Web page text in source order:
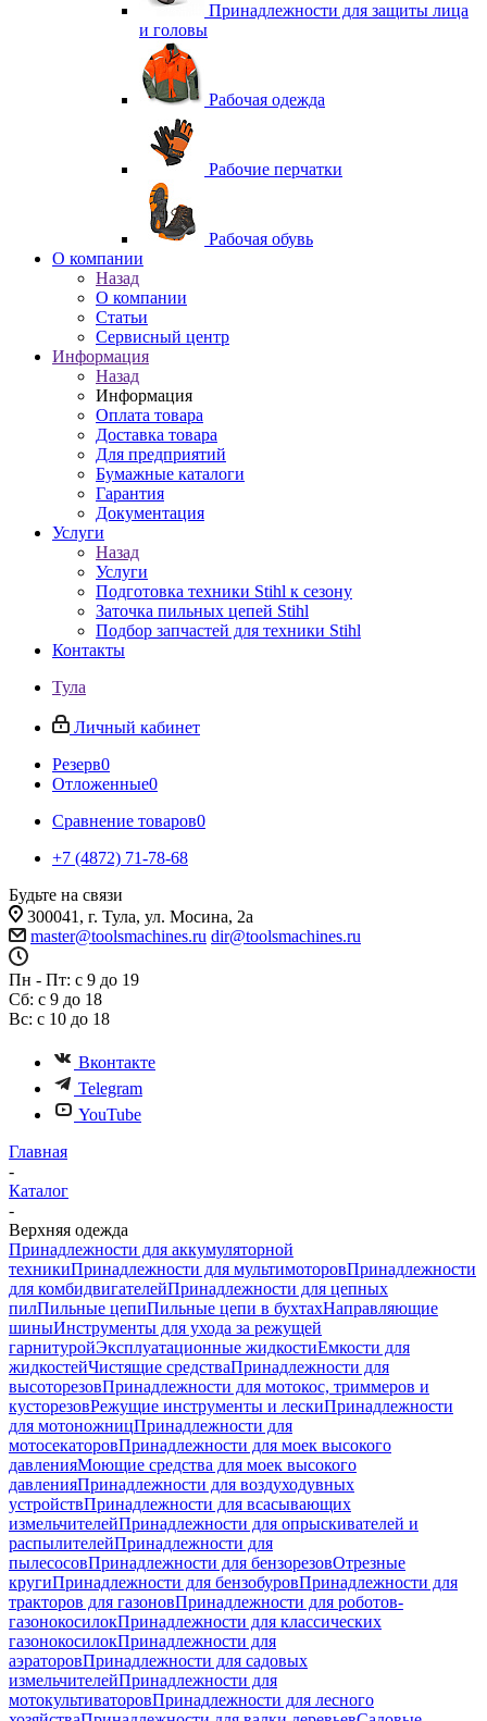
Принадлежности для защиты лица
и головы
Рабочая одежда
Рабочие перчатки
Рабочая обувь
O компании
Назад
O компании
Статьи
Сервисный центр
Информация
Назад
Информация
Оплата товара
Доставка товара
Для предприятий
Бумажные каталоги
Гарантия
Документация
Услуги
Назад
Услуги
Подготовка техники Stihl к сезону
Заточка пильных цепей Stihl
Подбор запчастей для техники Stihl
Контакты
Тула
Личный кабинет
Резерв0
Отложенные0
Сравнение товаров0
+7 (4872) 71-78-68
Будьте на связи
300041, г. Тула, ул. Мосина, 2а
master@toolsmachines.ru dir@toolsmachines.ru
Пн - Пт: с 9 до 19
Сб: с 9 до 18
Вс: с 10 до 18
Вконтакте
Telegram
YouTube
Главная
-
Каталог
-
Верхняя одежда
Принадлежности для аккумуляторной
техникиПринадлежности для мультимоторовПринадлежности
для комбидвигателейПринадлежности для цепных
пилПильные цепиПильные цепи в бухтахНаправляющие
шиныИнструменты для ухода за режущей
гарнитуройЭксплуатационные жидкостиЕмкости для
жидкостейЧистящие средстваПринадлежности для
высоторезовПринадлежности для мотокос, триммеров и
кусторезовРежущие инструменты и лескиПринадлежности
для мотоножницПринадлежности для
мотосекаторовПринадлежности для моек высокого
давленияМоющие средства для моек высокого
давленияПринадлежности для воздуходувных
устройствПринадлежности для всасывающих
измельчителейПринадлежности для опрыскивателей и
распылителейПринадлежности для
пылесосовПринадлежности для бензорезовОтрезные
кругиПринадлежности для бензобуровПринадлежности для
тракторов для газоновПринадлежности для роботов-
газонокосилокПринадлежности для классических
газонокосилокПринадлежности для
аэраторовПринадлежности для садовых
измельчителейПринадлежности для
мотокультиваторовПринадлежности для лесного